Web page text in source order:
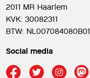
2011 MR Haarlem
KVK: 30082311
BTW: NL007084080B01
Social media